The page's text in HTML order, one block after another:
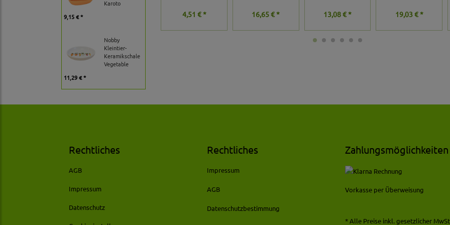
Karoto
9,15 € *
Nobby
Kleintier-
Keramikschale
Vegetable
11,29 € *
4,51 € * 16,65 € * 13,08 € * 19,03 € *
Rechtliches
AGB
Impressum
Datenschutz
Rechtliches
Impressum
AGB
Datenschutzbestimmung
Zahlungsmöglichkeiten
Vorkasse per Überweisung
* Alle Preise inkl. gesetzlicher